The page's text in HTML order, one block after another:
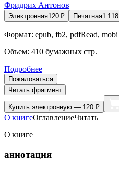
Фридрих Антонов
Электронная120 ₽ Печатная1 118
Формат: epub, fb2, pdfRead, mobi
Объем: 410 бумажных стр.
Подробнее
Пожаловаться
Читать фрагмент
Купить электронную — 120 ₽
О книгеОглавлениеЧитать
О книге
аннотация